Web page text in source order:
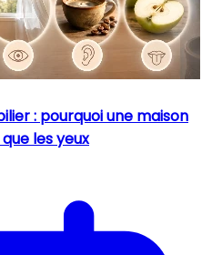
: pourquoi une maison
les yeux